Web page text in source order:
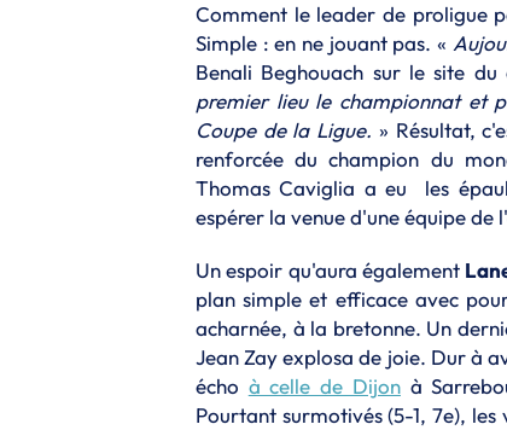
Comment le leader de proligue
Simple : en ne jouant pas. «
Benali Beghouach sur le site du
premier lieu le championnat et
Coupe de la Ligue. » Résultat,
renforcée du champion du
Thomas Caviglia a eu les
espérer la venue d'une équipe de
Un espoir qu'aura également
plan simple et efficace avec
acharnée, à la bretonne. Un
Jean Zay explosa de joie. Dur à
écho à celle de Dijonà
Pourtant surmotivés (5-1, 7e),